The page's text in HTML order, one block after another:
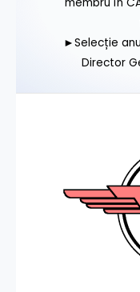
►Selecție
Director